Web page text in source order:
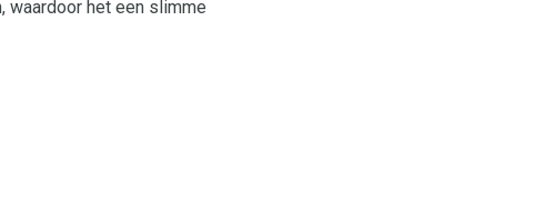
waardoor het een slimme